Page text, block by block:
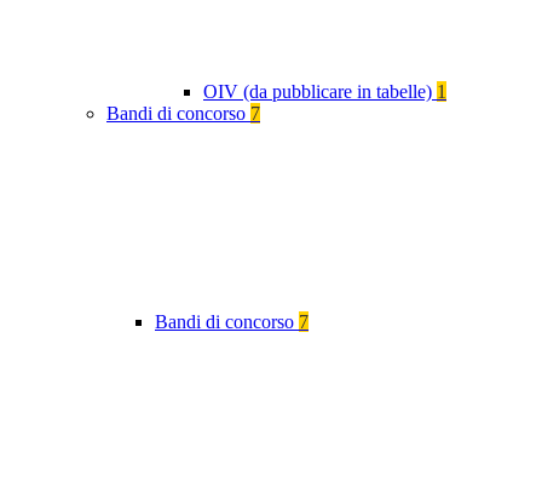
OIV (da pubblicare in tabelle) 1
Bandi di concorso 7
Bandi di concorso 7